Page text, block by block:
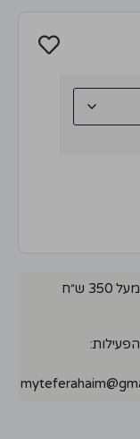
ש״ח